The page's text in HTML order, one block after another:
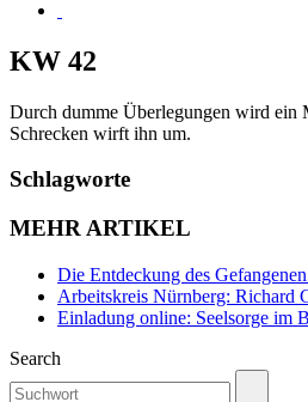
KW 42
Durch dumme Überlegungen wird ein
Schrecken wirft ihn um.
Schlagworte
MEHR ARTIKEL
Die Entdeckung des
Arbeitskreis Nürnberg: Richard
Einladung online: Seelsorge im
Search